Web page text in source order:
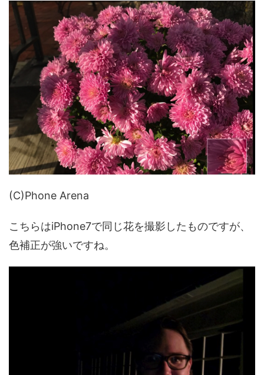
(C)Phone Arena
こちらはiPhone7で同じ花を撮影したものですが、
色補正が強いですね。